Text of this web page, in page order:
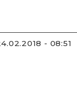
24.02.2018 - 08:51